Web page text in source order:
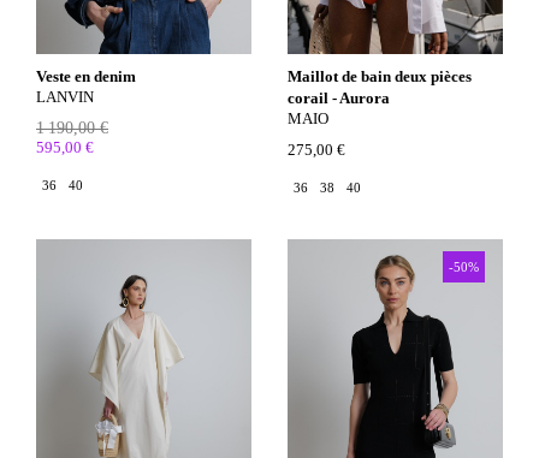
Veste en denim
LANVIN
1 190,00 €
595,00 €
36 40
Maillot de bain deux pièces
corail - Aurora
MAIO
275,00 €
36 38 40
-50%